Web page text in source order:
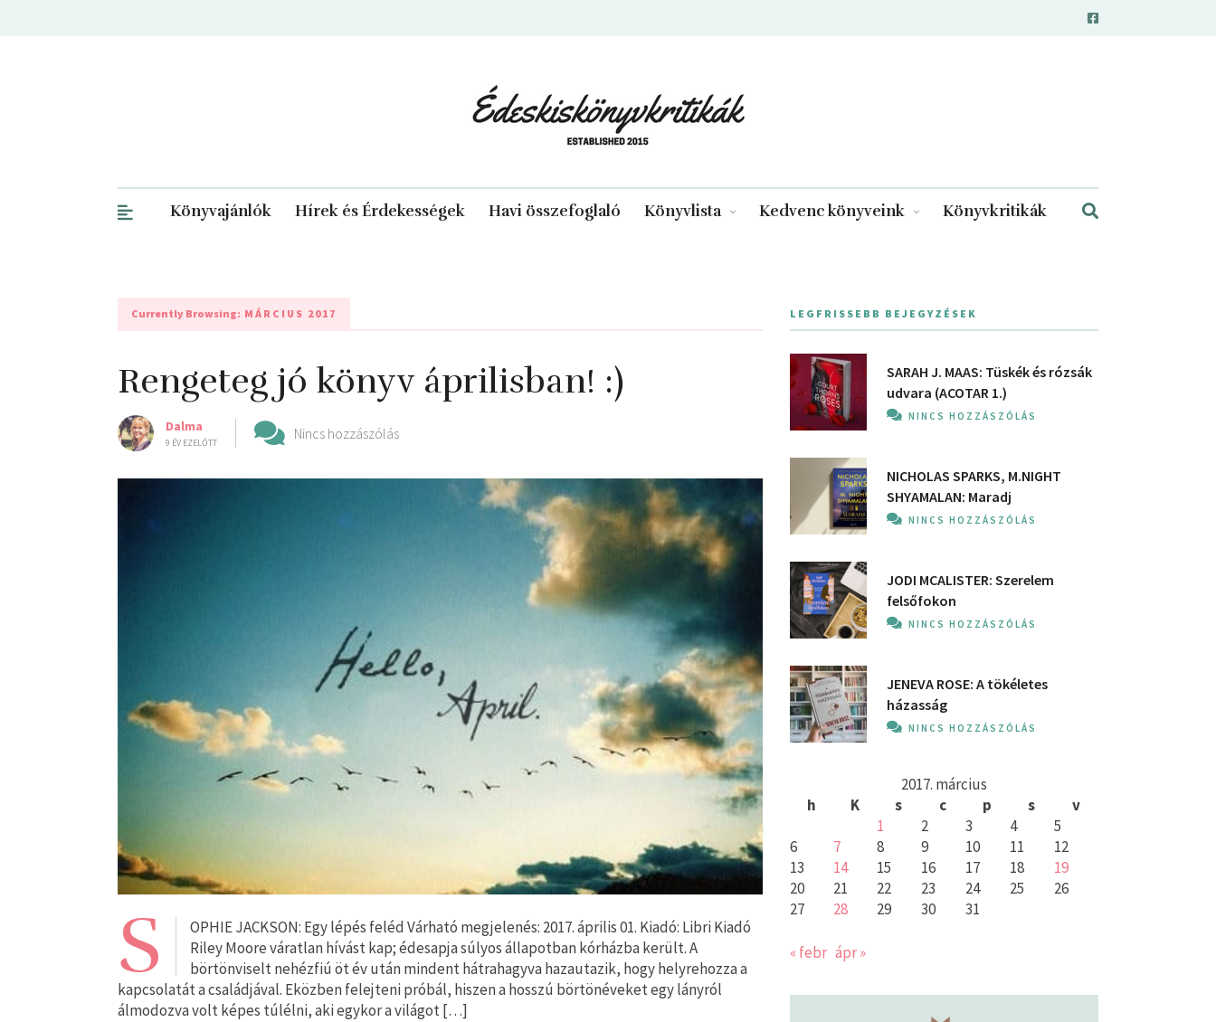
Könyvajánlók Hírek és Érdekességek Havi összefoglaló Könyvlista Kedvenc könyveink Könyvkritikák
Currently Browsing: MÁRCIUS 2017
Rengeteg jó könyv áprilisban! :)
Dalma
9 ÉV EZELŐTT
Nincs hozzászólás
S
OPHIE JACKSON: Egy lépés feléd Várható megjelenés: 2017. április 01. Kiadó: Libri Kiadó
Riley Moore váratlan hívást kap; édesapja súlyos állapotban kórházba került. A
börtönviselt nehézfiú öt év után mindent hátrahagyva hazautazik, hogy helyrehozza a
kapcsolatát a családjával. Eközben felejteni próbál, hiszen a hosszú börtönéveket egy lányról
álmodozva volt képes túlélni, aki egykor a világot […]
LEGFRISSEBB BEJEGYZÉSEK
SARAH J. MAAS: Tüskék és rózsák
udvara (ACOTAR 1.)
NINCS HOZZÁSZÓLÁS
NICHOLAS SPARKS, M.NIGHT
SHYAMALAN: Maradj
NINCS HOZZÁSZÓLÁS
JODI MCALISTER: Szerelem
felsőfokon
NINCS HOZZÁSZÓLÁS
JENEVA ROSE: A ​tökéletes
házasság
NINCS HOZZÁSZÓLÁS
2017. március
h
K s c p s
v
1
2 3 4
5
6
7 8 9 10 11
12
13
14 15 16 17 18
19
20
21 22 23 24 25
26
27
28 29 30 31
« febr ápr »